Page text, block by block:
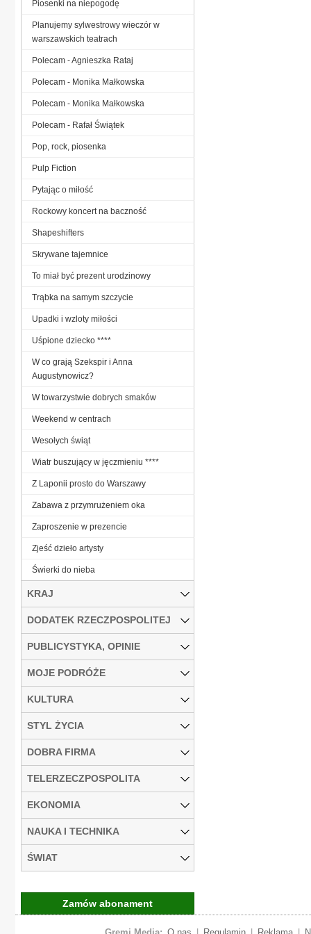
Piosenki na niepogodę
Planujemy sylwestrowy wieczór w
warszawskich teatrach
Polecam - Agnieszka Rataj
Polecam - Monika Małkowska
Polecam - Monika Małkowska
Polecam - Rafał Świątek
Pop, rock, piosenka
Pulp Fiction
Pytając o miłość
Rockowy koncert na baczność
Shapeshifters
Skrywane tajemnice
To miał być prezent urodzinowy
Trąbka na samym szczycie
Upadki i wzloty miłości
Uśpione dziecko ****
W co grają Szekspir i Anna
Augustynowicz?
W towarzystwie dobrych smaków
Weekend w centrach
Wesołych świąt
Wiatr buszujący w jęczmieniu ****
Z Laponii prosto do Warszawy
Zabawa z przymrużeniem oka
Zaproszenie w prezencie
Zjeść dzieło artysty
Świerki do nieba
KRAJ
DODATEK RZECZPOSPOLITEJ
PUBLICYSTYKA, OPINIE
MOJE PODRÓŻE
KULTURA
STYL ŻYCIA
DOBRA FIRMA
TELERZECZPOSPOLITA
EKONOMIA
NAUKA I TECHNIKA
ŚWIAT
Zamów abonament